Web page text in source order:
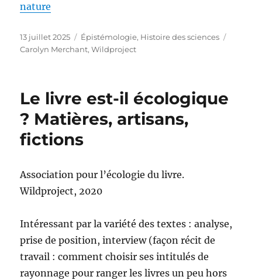
nature
Publié
le
13 juillet 2025 Catégories
Épistémologie, Histoire des sciences
Carolyn Merchant,Wildproject
Le livre est-il écologique
? Matières, artisans,
fictions
Association pour l’écologie du livre.
Wildproject, 2020
Intéressant par la variété des textes : analyse,
prise de position, interview (façon récit de
travail : comment choisir ses intitulés de
rayonnage pour ranger les livres un peu hors